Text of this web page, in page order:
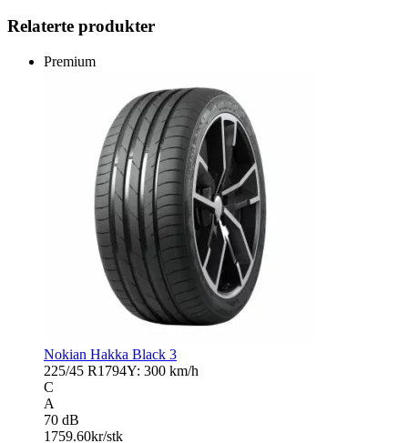
Relaterte produkter
Premium
Nokian Hakka Black 3
225/45 R1794Y: 300 km/h
C
A
70 dB
1759.60kr/stk